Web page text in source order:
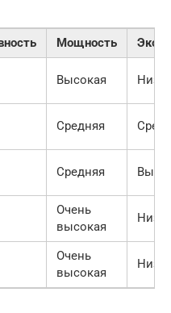
Мощность
Высокая
Средняя
Средняя
Очень
высокая
Очень
высокая